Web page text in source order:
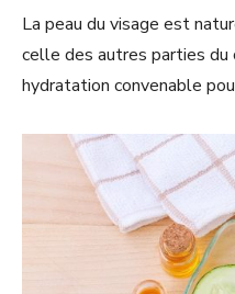
La peau du visage est
celle des autres parties du
hydratation convenable